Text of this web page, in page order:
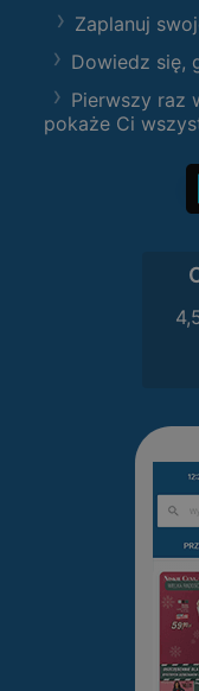
Zaplanuj
Dowiedz się,
Pierwszy raz
pokaże Ci